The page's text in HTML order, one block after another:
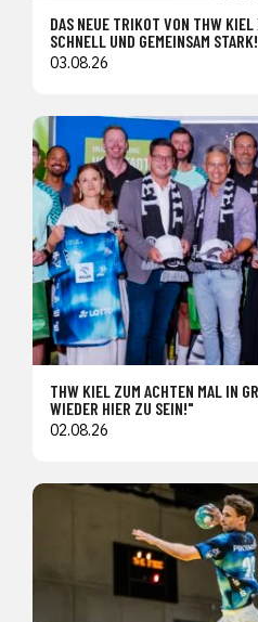
DAS NEUE TRIKOT VON THW
SCHNELL UND GEMEINSAM STARK!
03.08.26
THW KIEL ZUM ACHTEN MAL IN
WIEDER HIER ZU SEIN!"
02.08.26